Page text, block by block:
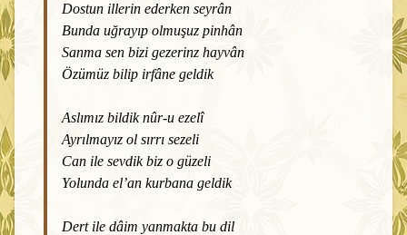
Dostun illerin ederken seyrân
Bunda uğrayıp olmuşuz pinhân
Sanma sen bizi gezerinz hayvân
Özümüz bilip irfâne geldik
Aslımız bildik nûr-u ezelî
Ayrılmayız ol sırrı sezeli
Can ile sevdik biz o güzeli
Yolunda el’an kurbana geldik
Dert ile dâim yanmakta bu dil